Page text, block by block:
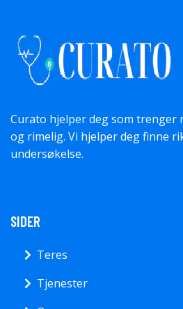
Curato hjelper deg som
og rimelig. Vi hjelper deg finne
undersøkelse.
SIDER
Teres
Tjenester